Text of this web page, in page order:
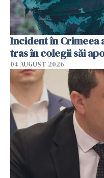
Incident în Crimeea
tras în colegii săi
04 AUGUST 2026